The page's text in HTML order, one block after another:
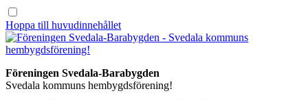
Hoppa till huvudinnehållet
Föreningen Svedala-Barabygden
Svedala kommuns hembygdsförening!